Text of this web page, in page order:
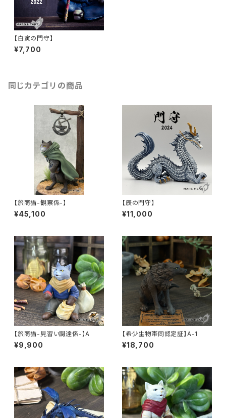
【白寅の門守】
¥7,700
同じカテゴリの商品
【旅商猫-観察係-】
¥45,100
【辰の門守】
¥11,000
【旅商猫-見習い調達係-】A
¥9,900
【希少生物帯同認定証】A-1
¥18,700